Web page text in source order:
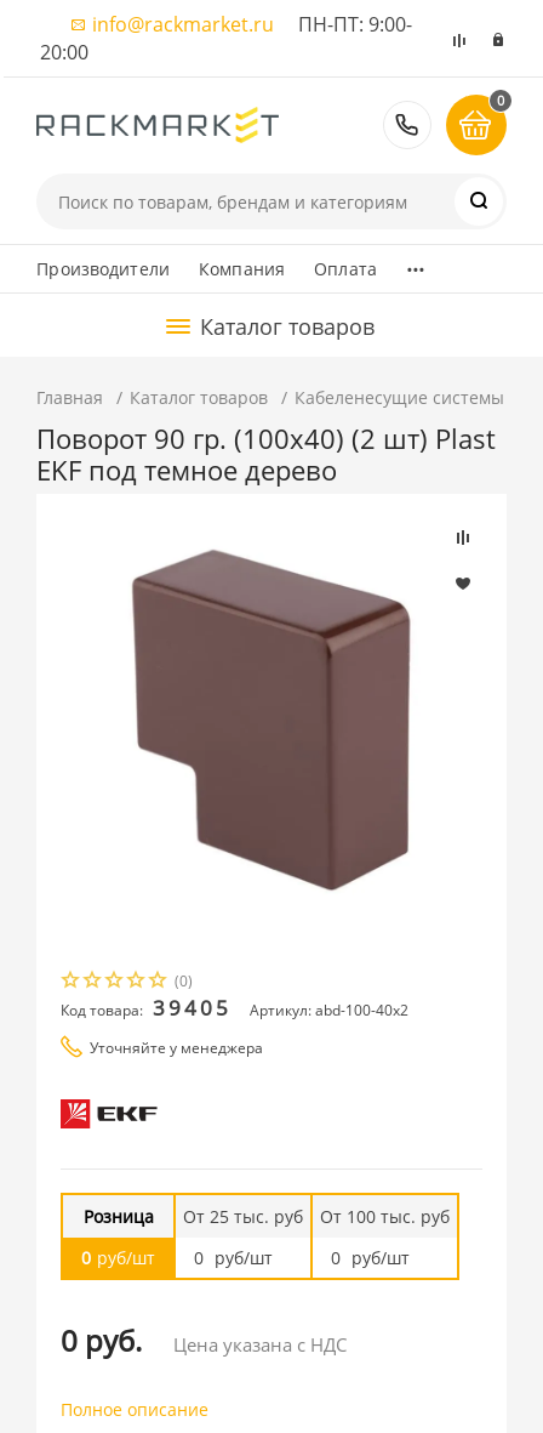
info@rackmarket.ru ПН-ПТ: 9:00-
20:00
8 (495)
0
Производители Компания Оплата ...
Каталог товаров
Главная Каталог товаров Кабеленесущие системы
Поворот 90 гр. (100х40) (2 шт) Plast
EKF под темное дерево
(0)
Код товара: 39405
Артикул: abd-100-40x2
Уточняйте у менеджера
Розница
0 руб/шт
От 25 тыс. руб
0 руб/шт
От 100 тыс. руб
0 руб/шт
0 руб. Цена указана с НДС
Полное описание